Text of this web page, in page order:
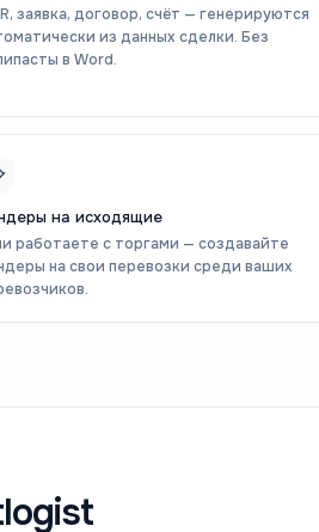
заявка, договор, счёт — генерируются
из данных сделки. Без
в Word.
на исходящие
работаете с торгами — создавайте
на свои перевозки среди ваших